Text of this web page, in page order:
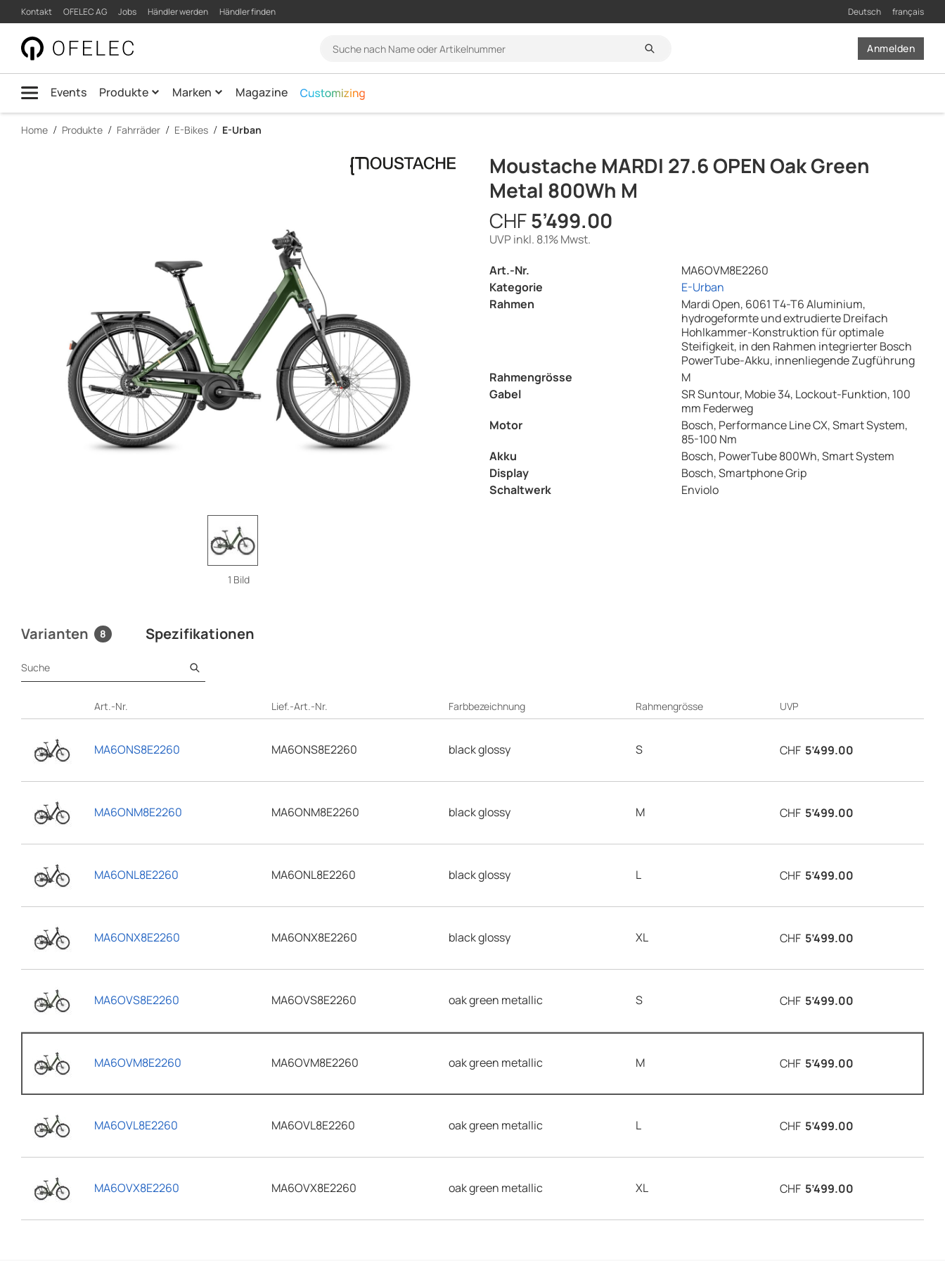
Product
Detail
OFELEC
AG
quick.navigation
Kontakt OFELEC AG Jobs Händler werden Händler finden language.navigation Deutsch français
Name
Artikelnummer
Anmelden
Menü
Events Produkte Marken Magazine
Home Produkte Fahrräder E-Bikes E-Urban
Moustache MARDI 27.6 OPEN Oak Green
Metal 800Wh M
CHF5’499.00
UVP inkl. 8.1% Mwst.
Art.-Nr.
MA6OVM8E2260
Kategorie
E-Urban
Rahmen
Mardi Open, 6061 T4-T6 Aluminium,
hydrogeformte und extrudierte Dreifach
Hohlkammer-Konstruktion für optimale
Steifigkeit, in den Rahmen integrierter Bosch
PowerTube-Akku, innenliegende Zugführung
Rahmengrösse
M
Gabel
SR Suntour, Mobie 34, Lockout-Funktion, 100
mm Federweg
Motor
Bosch, Performance Line CX, Smart System,
85-100 Nm
Akku
Bosch, PowerTube 800Wh, Smart System
Display
Bosch, Smartphone Grip
Schaltwerk
Enviolo
1 Bild
Varianten Spezifikationen
Suche
Art.-Nr. Lief.-Art.-Nr. Farbbezeichnung Rahmengrösse UVP
MA6ONS8E2260 MA6ONS8E2260 black glossy S CHF 5’499.00
MA6ONM8E2260 MA6ONM8E2260 black glossy M CHF 5’499.00
MA6ONL8E2260 MA6ONL8E2260 black glossy L CHF 5’499.00
MA6ONX8E2260 MA6ONX8E2260 black glossy XL CHF 5’499.00
MA6OVS8E2260 MA6OVS8E2260 oak green metallic S CHF 5’499.00
MA6OVM8E2260 MA6OVM8E2260 oak green metallic M CHF 5’499.00
MA6OVL8E2260 MA6OVL8E2260 oak green metallic L CHF 5’499.00
MA6OVX8E2260 MA6OVX8E2260 oak green metallic XL CHF 5’499.00